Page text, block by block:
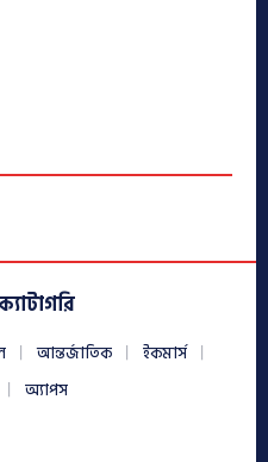
আন্তর্জাতিক
ইকমার্স
অ্যাপস